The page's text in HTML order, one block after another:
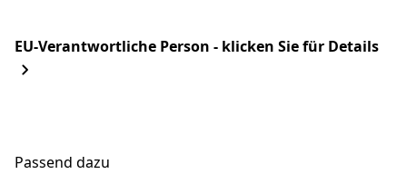
EU-Verantwortliche Person - klicken Sie für Details
Passend dazu